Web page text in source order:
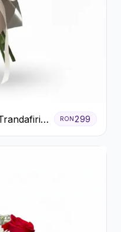
RON 299